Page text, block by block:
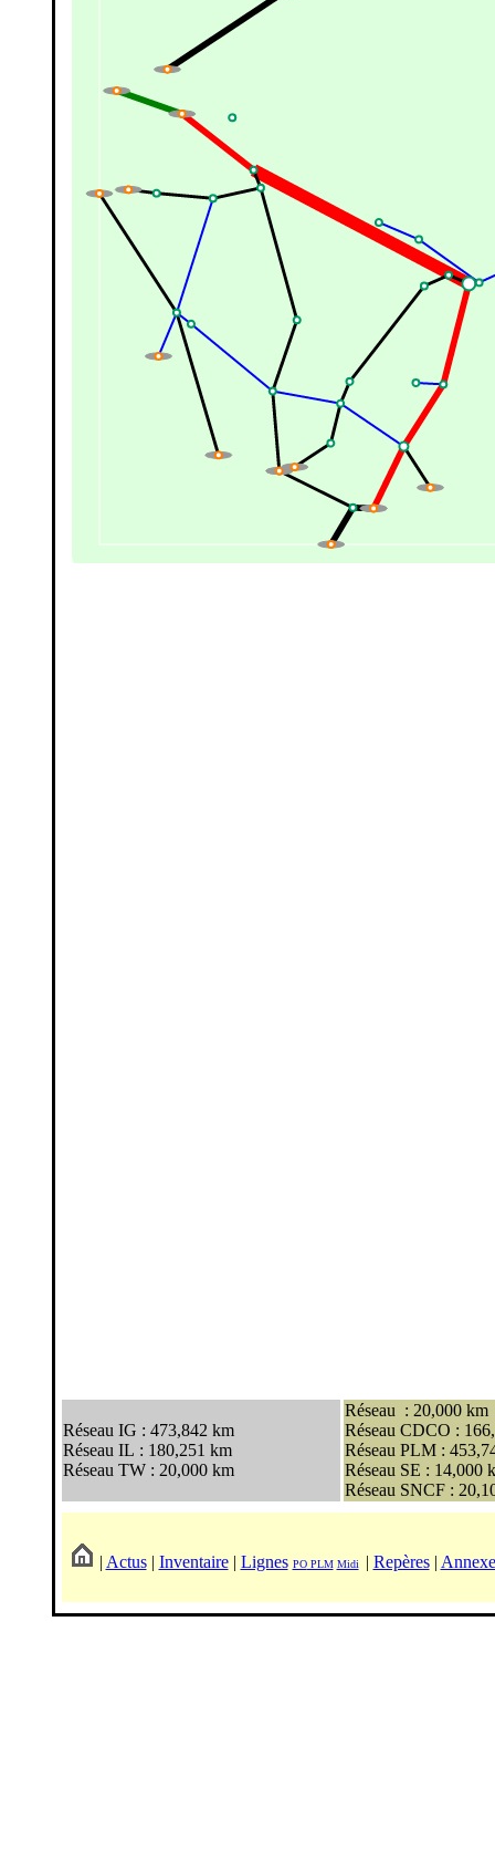
Réseau IG : 473,842 km
Réseau IL : 180,251 km
Réseau TW : 20,000 km
Réseau : 20,000 km
Réseau CDCO :
Réseau PLM :
Réseau SE : 14,000
Réseau SNCF :
| Actus| Inventaire| Lignes POPLM Midi | Repères|